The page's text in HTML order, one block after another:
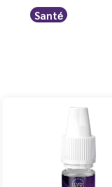
Santé